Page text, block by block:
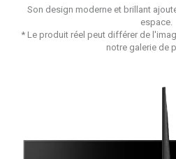
Son design moderne et brillant
espace.
* Le produit réel peut différer de
notre galerie de